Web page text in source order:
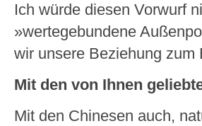
Ich würde diesen Vorwurf
»wertegebundene
wir unsere Beziehung
Mit den von Ihnen
Mit den Chinesen auch,